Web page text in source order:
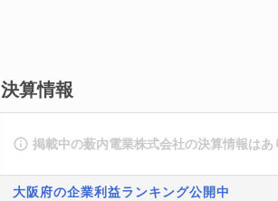
決算情報
掲載中の薮内電業株式会社の決算情報はあ
大阪府の企業利益ランキング公開中